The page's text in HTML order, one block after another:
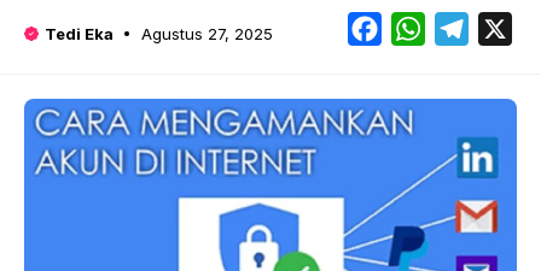
Tedi Eka Agustus 27, 2025 FacebookWhatsApp